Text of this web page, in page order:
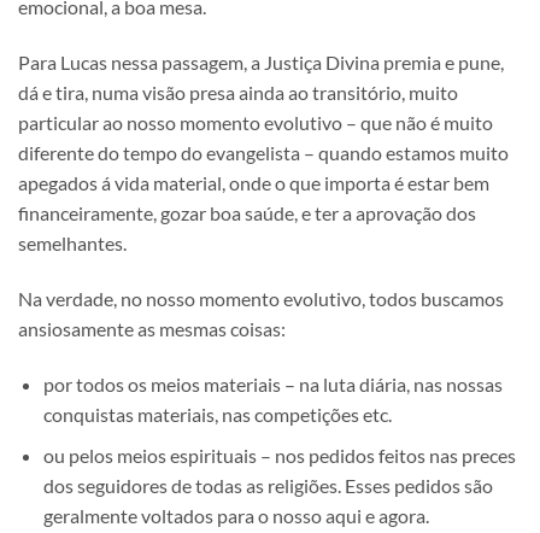
emocional, a boa mesa.
Para Lucas nessa passagem, a Justiça Divina premia e pune,
dá e tira, numa visão presa ainda ao transitório, muito
particular ao nosso momento evolutivo – que não é muito
diferente do tempo do evangelista – quando estamos muito
apegados á vida material, onde o que importa é estar bem
financeiramente, gozar boa saúde, e ter a aprovação dos
semelhantes.
Na verdade, no nosso momento evolutivo, todos buscamos
ansiosamente as mesmas coisas:
por todos os meios materiais – na luta diária, nas nossas
conquistas materiais, nas competições etc.
ou pelos meios espirituais – nos pedidos feitos nas preces
dos seguidores de todas as religiões. Esses pedidos são
geralmente voltados para o nosso aqui e agora.